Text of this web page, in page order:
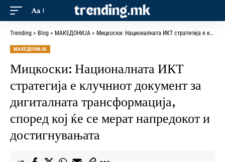
Aa
Trending > Blog > МАКЕДОНИЈА > Мицкоски: Националната ИКТ стратегија е клучниот документ за дигиталната трансформација, според кој ќе се мерат напредокот и достигнувањата
МАКЕДОНИЈА
Мицкоски: Националната ИКТ
стратегија е клучниот документ за
дигиталната трансформација,
според кој ќе се мерат напредокот и
достигнувањата